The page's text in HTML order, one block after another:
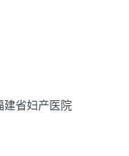
建省妇产医院